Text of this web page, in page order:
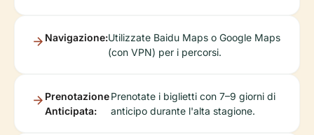
Navigazione:Utilizzate Baidu Maps o Google Maps
(con VPN) per i percorsi.
Prenotazione
Anticipata:
Prenotate i biglietti con 7–9 giorni di
anticipo durante l'alta stagione.